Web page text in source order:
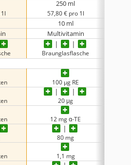
250 ml
57,80 € pro 1l
10 ml
Multivitamin
Braunglasflasche
100 µg RE
20 μg
12 mg α-TE
80 mg
1,1 mg